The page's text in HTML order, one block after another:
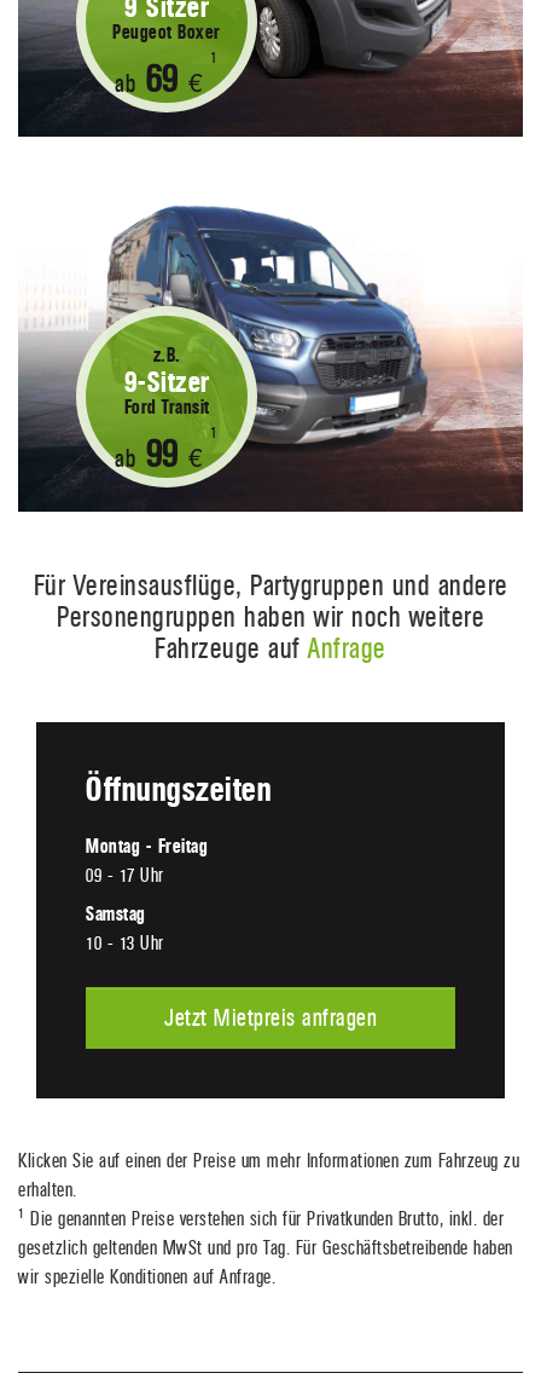
9 Sitzer
Peugeot Boxer
ab 69€
1
z.B.
9-Sitzer
Ford Transit
ab 99€
1
Für Vereinsausflüge, Partygruppen und andere
Personengruppen haben wir noch weitere
Fahrzeuge aufAnfrage
Öffnungszeiten
Montag - Freitag
09 - 17 Uhr
Samstag
10 - 13 Uhr
Jetzt Mietpreis anfragen
Klicken Sie auf einen der Preise um mehr Informationen zum Fahrzeug zu
erhalten.
1 Die genannten Preise verstehen sich für Privatkunden Brutto, inkl. der
gesetzlich geltenden MwSt und pro Tag. Für Geschäftsbetreibende haben
wir spezielle Konditionen auf Anfrage.